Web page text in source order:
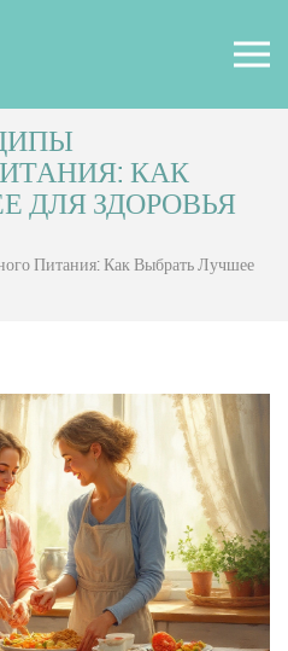
КАК
ДЛЯ ЗДОРОВЬЯ
Питания: Как Выбрать Лучшее